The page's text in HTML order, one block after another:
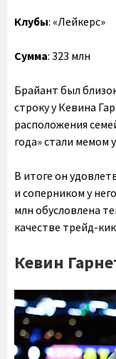
Клубы: «Лейкерс»
Сумма: 323 млн
Брайант был
строку у Кевина
расположения
года» стали мемом
В итоге он
и соперником у
млн обусловлена
качестве трейд-
Кевин